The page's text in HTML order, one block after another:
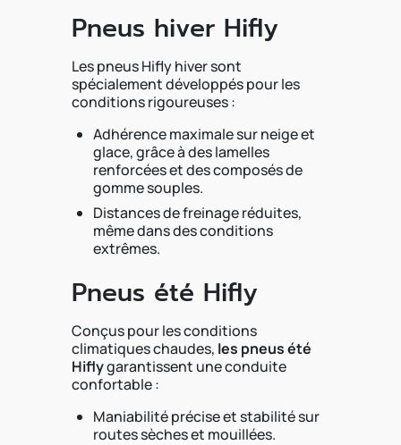
Pneus hiver Hifly
Les pneus Hifly hiver sont
spécialement développés pour les
conditions rigoureuses :
Adhérence maximale sur neige et
glace, grâce à des lamelles
renforcées et des composés de
gomme souples.
Distances de freinage réduites,
même dans des conditions
extrêmes.
Pneus été Hifly
Conçus pour les conditions
climatiques chaudes, les pneus été
Hiflygarantissent une conduite
confortable :
Maniabilité précise et stabilité sur
routes sèches et mouillées.